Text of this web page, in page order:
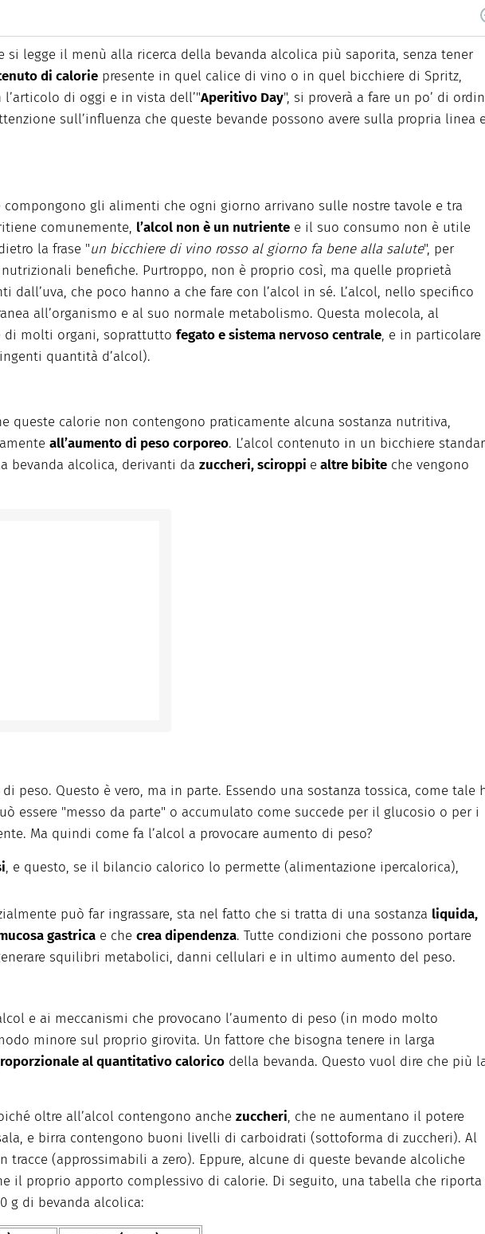
scientifica. Appassionato di scrittura ed editoria, lavoro come web editor per alcune
legge il menù alla ricerca della bevanda alcolica più saporita, senza tener
di calorie presente in quel calice di vino o in quel bicchiere di Spritz,
di oggi e in vista dell’"Aperitivo Day", si proverà a fare un po’ di
sull’influenza che queste bevande possono avere sulla propria linea
gli alimenti che ogni giorno arrivano sulle nostre tavole e tra
comunemente, l’alcol non è un nutriente e il suo consumo non è utile
la frase "un bicchiere di vino rosso al giorno fa bene alla salute", per
benefiche. Purtroppo, non è proprio così, ma quelle proprietà
che poco hanno a che fare con l’alcol in sé. L’alcol, nello specifico
all’organismo e al suo normale metabolismo. Questa molecola, al
di molti organi, soprattutto fegato e sistema nervoso centrale, e in particolare
quantità d’alcol).
queste calorie non contengono praticamente alcuna sostanza nutritiva,
all’aumento di peso corporeo. L’alcol contenuto in un bicchiere
bevanda alcolica, derivanti da zuccheri, sciroppi e altre bibite che vengono
peso. Questo è vero, ma in parte. Essendo una sostanza tossica, come tale
essere "messo da parte" o accumulato come succede per il glucosio o per i
Ma quindi come fa l’alcol a provocare aumento di peso?
, e questo, se il bilancio calorico lo permette (alimentazione ipercalorica),
può far ingrassare, sta nel fatto che si tratta di una sostanza liquida,
gastrica e che crea dipendenza. Tutte condizioni che possono portare
squilibri metabolici, danni cellulari e in ultimo aumento del peso.
e ai meccanismi che provocano l’aumento di peso (in modo molto
minore sul proprio girovita. Un fattore che bisogna tenere in larga
al quantitativo calorico della bevanda. Questo vuol dire che più
oltre all’alcol contengono anche zuccheri, che ne aumentano il potere
e birra contengono buoni livelli di carboidrati (sottoforma di zuccheri). Al
(approssimabili a zero). Eppure, alcune di queste bevande alcoliche
il proprio apporto complessivo di calorie. Di seguito, una tabella che
g di bevanda alcolica: